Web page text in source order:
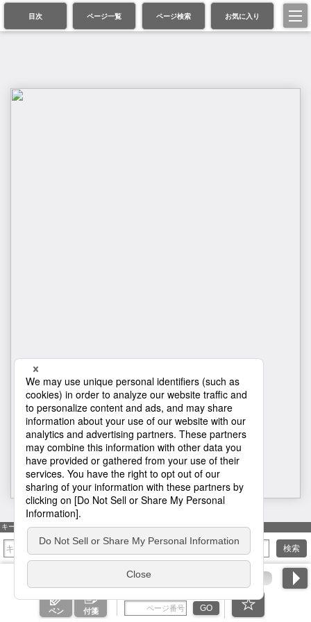
目次 ページ一覧 ページ検索 お気に入り
H1
キーワード検索
検索
ペン 付箋 GO